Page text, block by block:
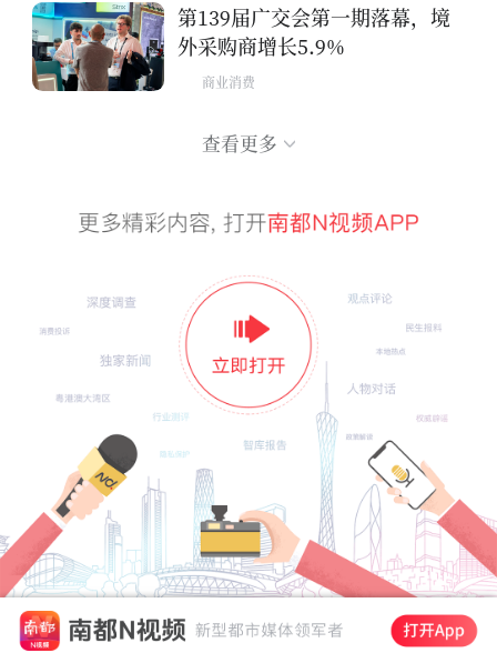
第139届广交会第一期落幕，境
外采购商增长5.9%
商业消费
查看更多